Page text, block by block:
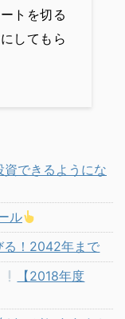
トを切る
してもら
できるようにな
ル
る！2042年まで
【2018年度